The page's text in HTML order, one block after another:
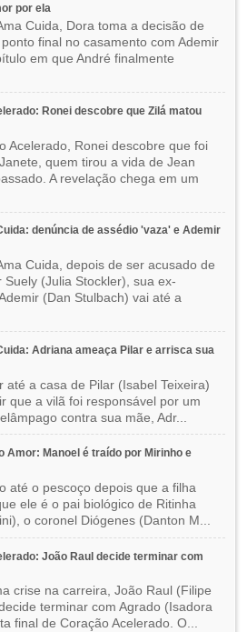
por ela
Cuida, Dora toma a decisão de
final no casamento com Ademir
em que André finalmente
Ronei descobre que Zilá matou
Acelerado, Ronei descobre que foi
quem tirou a vida de Jean
A revelação chega em um
denúncia de assédio 'vaza' e Ademir
Cuida, depois de ser acusado de
Suely (Julia Stockler), sua ex-
(Dan Stulbach) vai até a
Adriana ameaça Pilar e arrisca sua
até a casa de Pilar (Isabel Teixeira)
que a vilã foi responsável por um
contra sua mãe, Adr...
Amor: Manoel é traído por Mirinho e
até o pescoço depois que a filha
ele é o pai biológico de Ritinha
o coronel Diógenes (Danton M...
João Raul decide terminar com
crise na carreira, João Raul (Filipe
terminar com Agrado (Isadora
final de Coração Acelerado. O...